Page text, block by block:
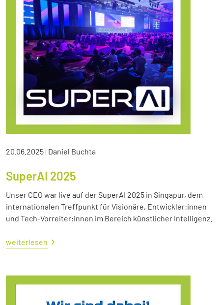
20.06.2025| Daniel Buchta
SuperAI 2025
Unser CEO war live auf der SuperAI 2025 in Singapur, dem
internationalen Treffpunkt für Visionäre, Entwickler:innen
und Tech-Vorreiter:innen im Bereich künstlicher Intelligenz.
weiterlesen